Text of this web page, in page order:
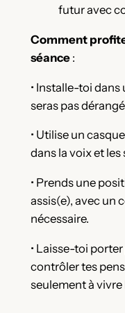
futur avec
Comment
séance:
• Installe-toi
seras pas
• Utilise un
dans la voix et les
• Prends une
assis(e), avec un
nécessaire.
• Laisse-toi
contrôler tes
seulement à vivre